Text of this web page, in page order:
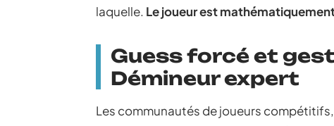
laquelle. Le joueur est
Guess forcé et
Démineur expert
Les communautés de joueurs